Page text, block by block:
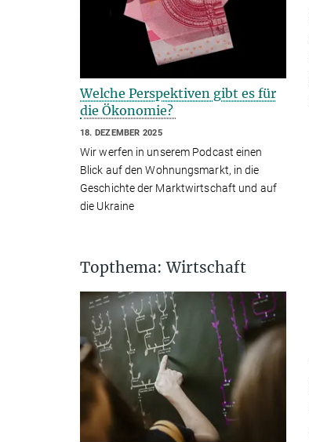
Welche Perspektiven gibt es für
die Ökonomie?
18. DEZEMBER 2025
Wir werfen in unserem Podcast einen
Blick auf den Wohnungsmarkt, in die
Geschichte der Marktwirtschaft und auf
die Ukraine
Topthema: Wirtschaft